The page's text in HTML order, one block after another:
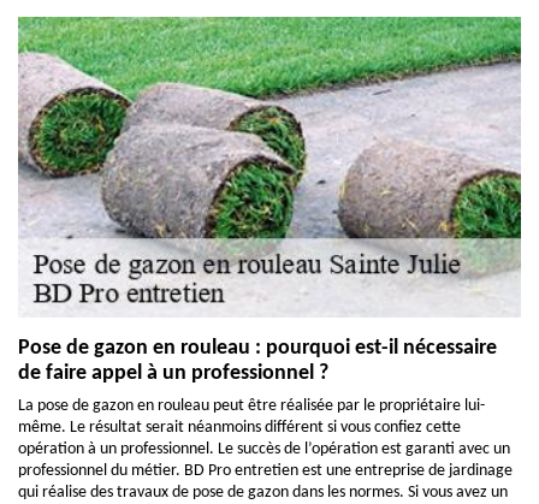
Pose de gazon en rouleau : pourquoi est-il nécessaire
de faire appel à un professionnel ?
La pose de gazon en rouleau peut être réalisée par le propriétaire lui-
même. Le résultat serait néanmoins différent si vous confiez cette
opération à un professionnel. Le succès de l’opération est garanti avec un
professionnel du métier. BD Pro entretien est une entreprise de jardinage
qui réalise des travaux de pose de gazon dans les normes. Si vous avez un